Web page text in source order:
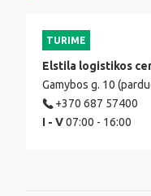
TURIME
Elstila logistikos
Gamybos g. 10
+370 687 57400
I - V07:00 - 16:00